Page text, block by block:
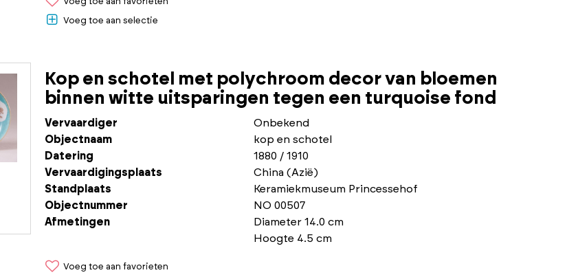
Voeg toe aan selectie
Kop en schotel met polychroom decor van bloemen
binnen witte uitsparingen tegen een turquoise fond
Vervaardiger
Onbekend
Objectnaam
kop en schotel
Datering
1880 / 1910
Vervaardigingsplaats
China (Azië)
Standplaats
Keramiekmuseum Princessehof
Objectnummer
NO 00507
Afmetingen
Diameter 14.0 cm
Hoogte 4.5 cm
Voeg toe aan favorieten